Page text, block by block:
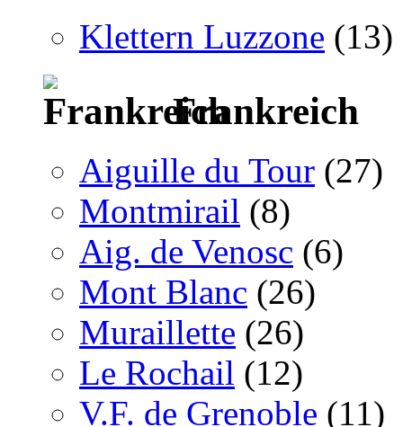
Klettern Luzzone (13)
Frankreich
Aiguille du Tour (27)
Montmirail (8)
Aig. de Venosc (6)
Mont Blanc (26)
Muraillette (26)
Le Rochail (12)
V.F. de Grenoble (11)